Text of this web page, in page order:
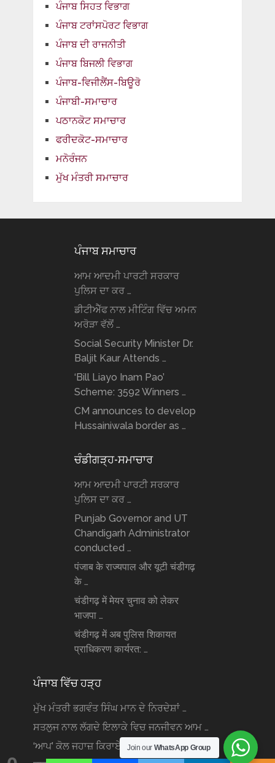
ਪੰਜਾਬ ਸਿਹਤ ਵਿਭਾਗ
ਪੰਜਾਬ ਟਰਾਂਸਪੋਰਟ ਵਿਭਾਗ
ਪੰਜਾਬ ਦੀ ਰਾਜਨੀਤੀ
ਪੰਜਾਬ ਬਿਜਲੀ ਵਿਭਾਗ
ਪੰਜਾਬ-ਵਿਜੀਲੈਂਸ-ਬਿਊਰੋ
ਪੰਜਾਬੀ-ਸਮਾਚਾਰ
ਪਠਾਨਕੋਟ ਸਮਾਚਾਰ
ਫਰੀਦਕੋਟ-ਸਮਾਚਾਰ
ਮਨੋਰੰਜਨ
ਮੁੱਖ ਮੰਤਰੀ ਸਮਾਚਾਰ
ਪੰਜਾਬ ਸਮਾਚਾਰ
ਆਮ ਆਦਮੀ ਪਾਰਟੀ ਸਰਕਾਰ
ਪੁਲਿਸ ਦਾ ਕਰ …
ਡੀਟੀਐੱਫ ਨਾਲ ਮੀਟਿੰਗ ਵਿੱਚ ਅਮਨ
ਅਰੋੜਾ ਵੱਲੋਂ …
Social Security Minister Dr.
Baljit Kaur Attends …
‘Bill Liayo Inam Pao’
Scheme: 3592 Winners …
CM announces to develop
Hussainiwala border as …
ਚੰਡੀਗੜ੍ਹ-ਸਮਾਚਾਰ
ਆਮ ਆਦਮੀ ਪਾਰਟੀ ਸਰਕਾਰ
ਪੁਲਿਸ ਦਾ ਕਰ …
Punjab Governor and UT
Chandigarh Administrator
conducted …
पंजाब के राज्यपाल और यूटी चंडीगढ़
के …
चंडीगढ़ में मेयर चुनाव को लेकर
भाजपा …
चंडीगढ़ में अब पुलिस शिकायत
प्राधिकरण कार्यरत: …
ਪੰਜਾਬ ਵਿੱਚ ਹੜ੍ਹ
ਮੁੱਖ ਮੰਤਰੀ ਭਗਵੰਤ ਸਿੰਘ ਮਾਨ ਦੇ ਨਿਰਦੇਸ਼ਾਂ …
ਸਤਲੁਜ ਨਾਲ ਲੱਗਦੇ ਇਲਾਕੇ ਵਿਚ ਜਨਜੀਵਨ ਆਮ …
‘ਆਪ’ ਕੋਲ ਜਹਾਜ਼ ਕਿਰਾਏ ‘ਤੇ ਲੈਣ ਲਈ …
Join our WhatsApp Group